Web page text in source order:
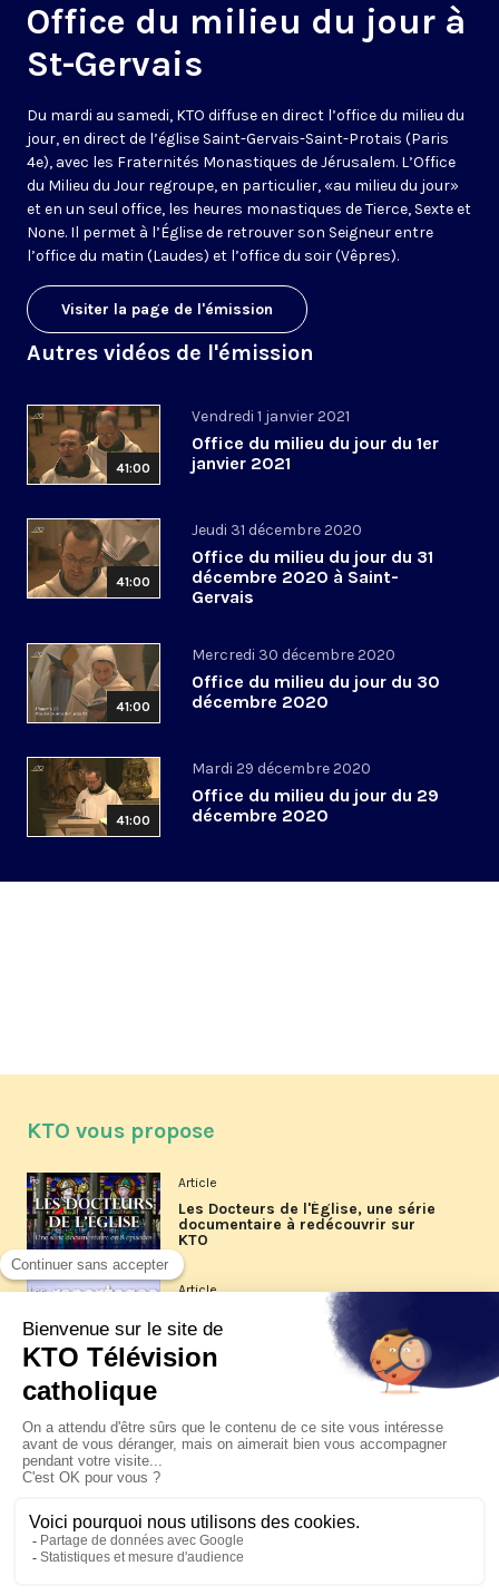
Office du milieu du jour à
St-Gervais
Du mardi au samedi, KTO diffuse en direct l’office du milieu du
jour, en direct de l’église Saint-Gervais-Saint-Protais (Paris
4e), avec les Fraternités Monastiques de Jérusalem. L’Office
du Milieu du Jour regroupe, en particulier, «au milieu du jour»
et en un seul office, les heures monastiques de Tierce, Sexte et
None. Il permet à l’Église de retrouver son Seigneur entre
l’office du matin (Laudes) et l’office du soir (Vêpres).
Visiter la page de l'émission
Autres vidéos de l'émission
41:00
Vendredi 1 janvier 2021
Office du milieu du jour du 1er
janvier 2021
41:00
Jeudi 31 décembre 2020
Office du milieu du jour du 31
décembre 2020 à Saint-
Gervais
41:00
Mercredi 30 décembre 2020
Office du milieu du jour du 30
décembre 2020
41:00
Mardi 29 décembre 2020
Office du milieu du jour du 29
décembre 2020
KTO vous propose
Article
Les Docteurs de l'Église, une série
documentaire à redécouvrir sur
KTO
Article
Les reportages d'été 2026 de KTO
La visite pastorale du pape Léon
XIV à Assise à suivre sur KTO le
jeudi 6 août
Le pape en Uruguay, Argentine et
Pérou du 6 au 17 novembre 2026